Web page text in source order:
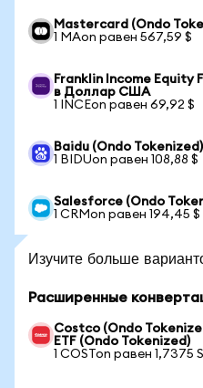
Mastercard (Ondo
1 MAon равен 567,59 $
Franklin Income Equity
в Доллар США
1 INCEon равен 69,92 $
Baidu (Ondo
1 BIDUon равен 108,88 $
Salesforce (Ondo
1 CRMon равен 194,45 $
Изучите больше
Расширенные
Costco (Ondo
ETF (Ondo Tokenized)
1 COSTon равен 1,7375